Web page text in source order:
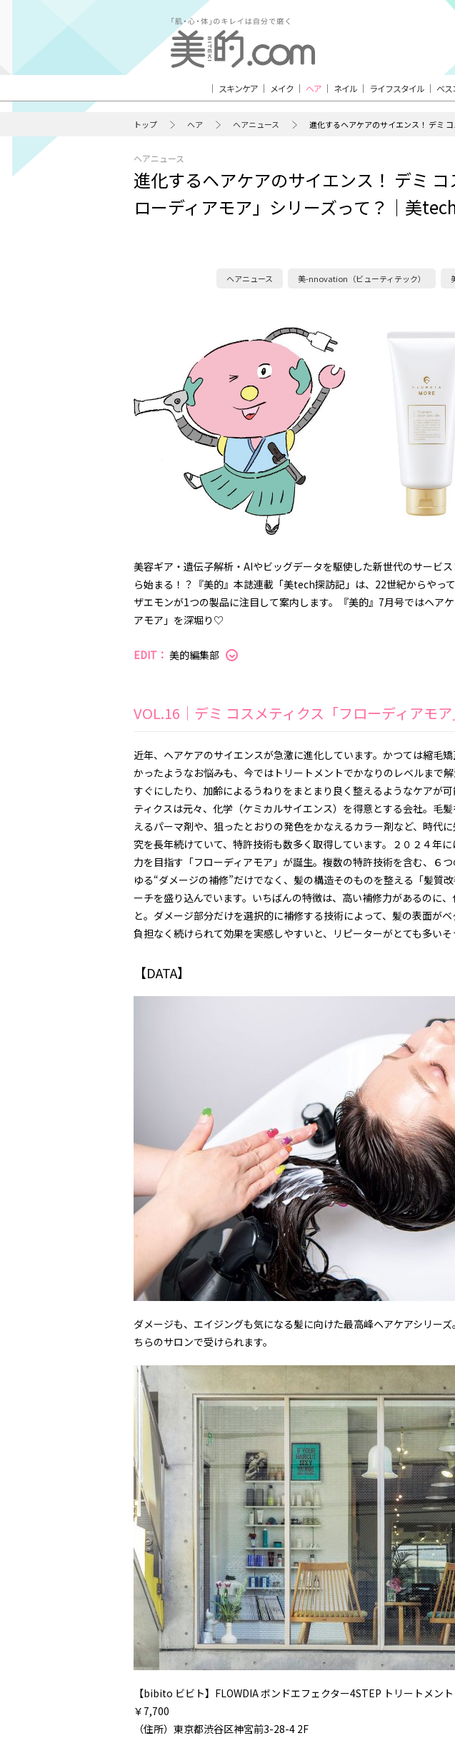
スキンケア メイク ヘア ネイル ライフスタイル ベス
トップ ヘア ヘアニュース 進化するヘアケアのサイエンス！ デミ
ヘアニュース
進化するヘアケアのサイエンス！ デミ コ
ローディアモア」シリーズって？｜美
ヘアニュース 美-nnovation（ビューティテック）
美容ギア・遺伝子解析・AIやビッグデータを駆使した新世代のサービ
ら始まる！？『美的』本誌連載「美tech探訪記」は、22世紀からやっ
ザエモンが1つの製品に注目して案内します。『美的』7月号ではヘア
アモア」を深堀り♡
EDIT： 美的編集部
VOL.16｜デミ コスメティクス「フローディアモ
近年、ヘアケアのサイエンスが急激に進化しています。かつては縮毛
かったようなお悩みも、今ではトリートメントでかなりのレベルまで
すぐにしたり、加齢によるうねりをまとまり良く整えるようなケアが
ティクスは元々、化学（ケミカルサイエンス）を得意とする会社。毛
えるパーマ剤や、狙ったとおりの発色をかなえるカラー剤など、時代
究を長年続けていて、特許技術も数多く取得しています。２０２４年
力を目指す「フローディアモア」が誕生。複数の特許技術を含む、６
ゆる“ダメージの補修”だけでなく、髪の構造そのものを整える「髪質
ーチを盛り込んでいます。いちばんの特徴は、高い補修力があるのに
と。ダメージ部分だけを選択的に補修する技術によって、髪の表面がベ
負担なく続けられて効果を実感しやすいと、リピーターがとても多いそ
【DATA】
ダメージも、エイジングも気になる髪に向けた最高峰ヘアケアシリー
ちらのサロンで受けられます。
【bibito ビビト】FLOWDIA ボンドエフェクター4STEP トリートメン
￥7,700
（住所）東京都渋谷区神宮前3-28-4 2F